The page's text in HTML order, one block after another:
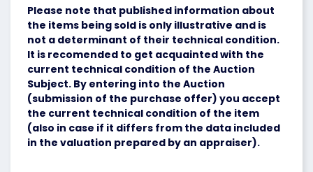
Please note that published information about
the items being sold is only illustrative and is
not a determinant of their technical condition.
It is recomended to get acquainted with the
current technical condition of the Auction
Subject. By entering into the Auction
(submission of the purchase offer) you accept
the current technical condition of the item
(also in case if it differs from the data included
in the valuation prepared by an appraiser).